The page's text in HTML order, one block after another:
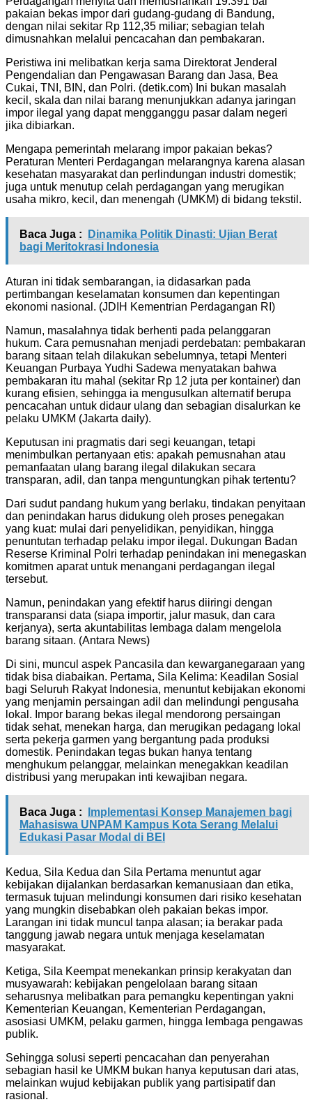
pakaian bekas impor dari gudang-gudang di Bandung,
dengan nilai sekitar Rp 112,35 miliar; sebagian telah
dimusnahkan melalui pencacahan dan pembakaran.
Peristiwa ini melibatkan kerja sama Direktorat Jenderal
Pengendalian dan Pengawasan Barang dan Jasa, Bea
Cukai, TNI, BIN, dan Polri. (detik.com) Ini bukan masalah
kecil, skala dan nilai barang menunjukkan adanya jaringan
impor ilegal yang dapat mengganggu pasar dalam negeri
jika dibiarkan.
Mengapa pemerintah melarang impor pakaian bekas?
Peraturan Menteri Perdagangan melarangnya karena alasan
kesehatan masyarakat dan perlindungan industri domestik;
juga untuk menutup celah perdagangan yang merugikan
usaha mikro, kecil, dan menengah (UMKM) di bidang tekstil.
Baca Juga :
Dinamika Politik Dinasti: Ujian Berat
bagi Meritokrasi Indonesia
Aturan ini tidak sembarangan, ia didasarkan pada
pertimbangan keselamatan konsumen dan kepentingan
ekonomi nasional. (JDIH Kementrian Perdagangan RI)
Namun, masalahnya tidak berhenti pada pelanggaran
hukum. Cara pemusnahan menjadi perdebatan: pembakaran
barang sitaan telah dilakukan sebelumnya, tetapi Menteri
Keuangan Purbaya Yudhi Sadewa menyatakan bahwa
pembakaran itu mahal (sekitar Rp 12 juta per kontainer) dan
kurang efisien, sehingga ia mengusulkan alternatif berupa
pencacahan untuk didaur ulang dan sebagian disalurkan ke
pelaku UMKM (Jakarta daily).
Keputusan ini pragmatis dari segi keuangan, tetapi
menimbulkan pertanyaan etis: apakah pemusnahan atau
pemanfaatan ulang barang ilegal dilakukan secara
transparan, adil, dan tanpa menguntungkan pihak tertentu?
Dari sudut pandang hukum yang berlaku, tindakan penyitaan
dan penindakan harus didukung oleh proses penegakan
yang kuat: mulai dari penyelidikan, penyidikan, hingga
penuntutan terhadap pelaku impor ilegal. Dukungan Badan
Reserse Kriminal Polri terhadap penindakan ini menegaskan
komitmen aparat untuk menangani perdagangan ilegal
tersebut.
Namun, penindakan yang efektif harus diiringi dengan
transparansi data (siapa importir, jalur masuk, dan cara
kerjanya), serta akuntabilitas lembaga dalam mengelola
barang sitaan. (Antara News)
Di sini, muncul aspek Pancasila dan kewarganegaraan yang
tidak bisa diabaikan. Pertama, Sila Kelima: Keadilan Sosial
bagi Seluruh Rakyat Indonesia, menuntut kebijakan ekonomi
yang menjamin persaingan adil dan melindungi pengusaha
lokal. Impor barang bekas ilegal mendorong persaingan
tidak sehat, menekan harga, dan merugikan pedagang lokal
serta pekerja garmen yang bergantung pada produksi
domestik. Penindakan tegas bukan hanya tentang
menghukum pelanggar, melainkan menegakkan keadilan
distribusi yang merupakan inti kewajiban negara.
Baca Juga :
Implementasi Konsep Manajemen bagi
Mahasiswa UNPAM Kampus Kota Serang Melalui
Edukasi Pasar Modal di BEI
Kedua, Sila Kedua dan Sila Pertama menuntut agar
kebijakan dijalankan berdasarkan kemanusiaan dan etika,
termasuk tujuan melindungi konsumen dari risiko kesehatan
yang mungkin disebabkan oleh pakaian bekas impor.
Larangan ini tidak muncul tanpa alasan; ia berakar pada
tanggung jawab negara untuk menjaga keselamatan
masyarakat.
Ketiga, Sila Keempat menekankan prinsip kerakyatan dan
musyawarah: kebijakan pengelolaan barang sitaan
seharusnya melibatkan para pemangku kepentingan yakni
Kementerian Keuangan, Kementerian Perdagangan,
asosiasi UMKM, pelaku garmen, hingga lembaga pengawas
publik.
Sehingga solusi seperti pencacahan dan penyerahan
sebagian hasil ke UMKM bukan hanya keputusan dari atas,
melainkan wujud kebijakan publik yang partisipatif dan
rasional.